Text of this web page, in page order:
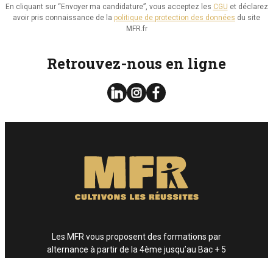
Vous pouvez consulter le site de la CNIL.fr ou
Vous pouvez exercer les droits ci-dessus présentés en contactant notre
délégué à la protection des données à l’adresse dpo@mfr.asso.fr
En cliquant sur “Envoyer ma candidature”, vous acceptez les CGU et déclarez
avoir pris connaissance de la politique de protection des données du site
MFR.fr
Retrouvez-nous en ligne
Les MFR vous proposent des formations par
alternance à partir de la 4ème jusqu’au Bac + 5